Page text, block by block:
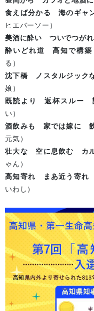
食えば分かる 海の
ヒエバーソー）
美酒に酔い つい
酔いどれ道
る）
沈下橋 ノスタル
娘）
既読より 返
い）
酒飲みも 家で
元気）
壮大な 空に息
ゃん）
高知寄れ まあ近
いわし）